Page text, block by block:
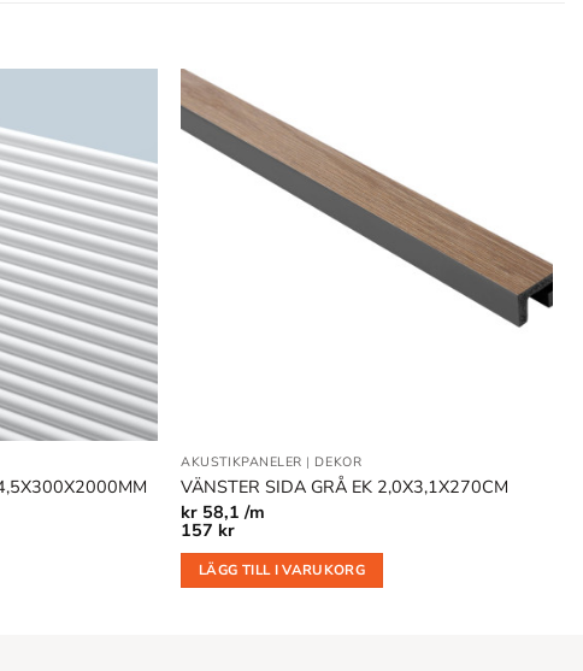
Lägg till
i
önskelistan
AKUSTIKPANELER | DEKOR
VÄNSTER SIDA GRÅ EK 2,0X3,1X270CM
kr 58,1 /m
157 kr
LÄGG TILL I VARUKORG